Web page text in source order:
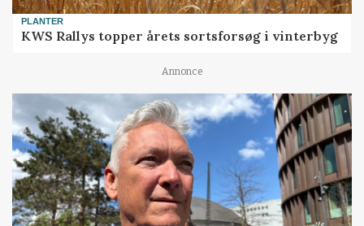
PLANTER
KWS Rallys topper årets sortsforsøg i vinterbyg
Annonce